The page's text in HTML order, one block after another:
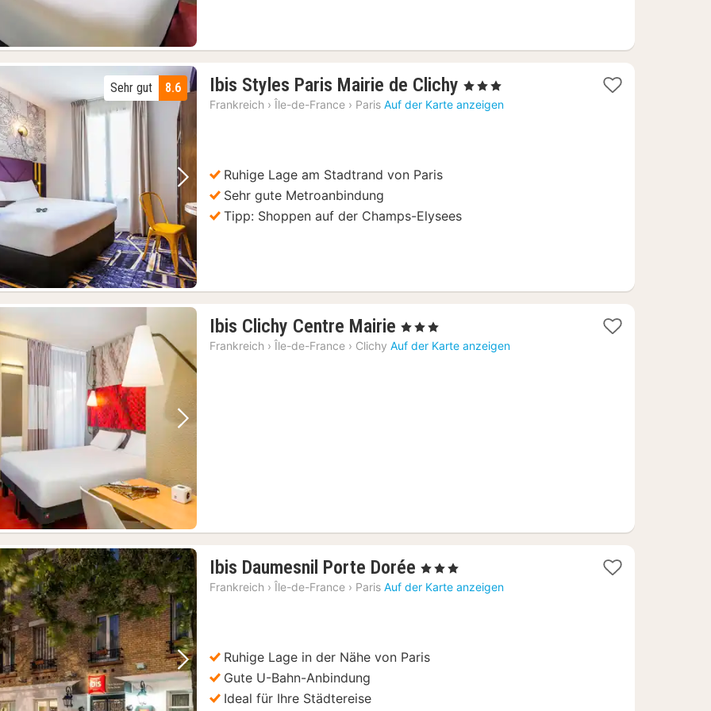
Vorheriges Bild Nächstes Bild
8.6
Sehr gut Ibis Styles Paris Mairie de Clichy 1
Nacht
, 3 Sterne
Frankreich › Île-de-France › Paris Auf der Karte anzeigen
Ruhige Lage am Stadtrand von Paris
Sehr gute Metroanbindung
Tipp: Shoppen auf der Champs-Elysees
Vorheriges Bild Nächstes Bild
Ibis Clichy Centre Mairie 1
Nacht
, 3 Sterne
Frankreich › Île-de-France › Clichy Auf der Karte anzeigen
Vorheriges Bild Nächstes Bild
Ibis Daumesnil Porte Dorée 1
Nacht
, 3 Sterne
Frankreich › Île-de-France › Paris Auf der Karte anzeigen
Ruhige Lage in der Nähe von Paris
Gute U-Bahn-Anbindung
Ideal für Ihre Städtereise
Paris: Zugang zum Eiffelturm im 2. Stock oder zum Gipfel(497)
Paris: Ticket für das Orsay-Museum und digitale Audioguide-App(477)
Paris: 1-stündige Seine-Kreuzfahrt mit Abfahrt vom Eiffelturm(485)
Paris: Hop-On/Hop-Off-Bootsfahrt Pass mit 9 Haltestellen